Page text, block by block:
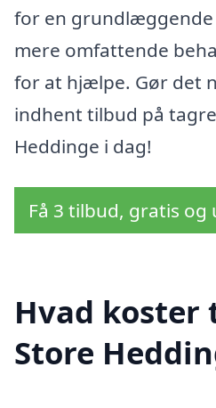
for en
mere omfattende
for at hjælpe. Gør det
indhent tilbud på
Heddinge i dag!
Få 3 tilbud, gratis
Hvad koster
Store